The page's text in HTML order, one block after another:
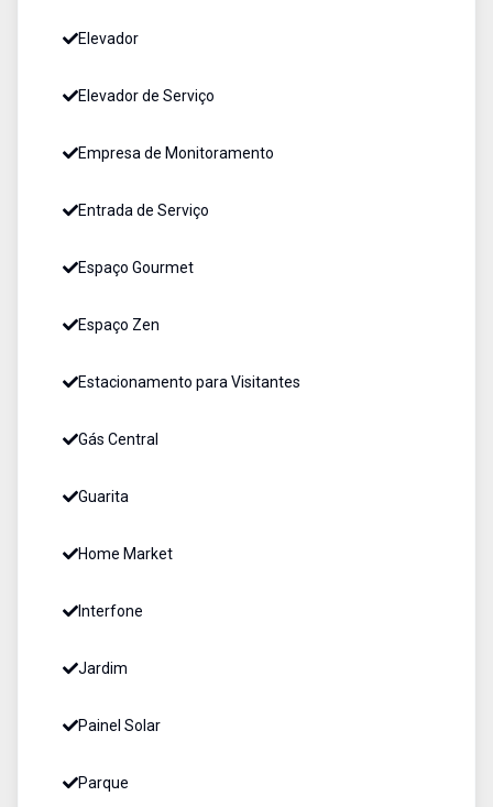
Elevador
Elevador de Serviço
Empresa de Monitoramento
Entrada de Serviço
Espaço Gourmet
Espaço Zen
Estacionamento para Visitantes
Gás Central
Guarita
Home Market
Interfone
Jardim
Painel Solar
Parque